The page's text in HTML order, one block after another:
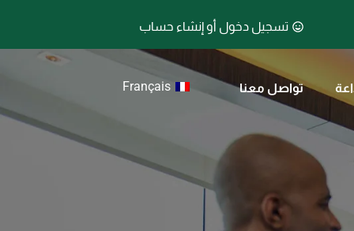
تسجيل دخول أو إنشاء حساب
تواصل معنا Français